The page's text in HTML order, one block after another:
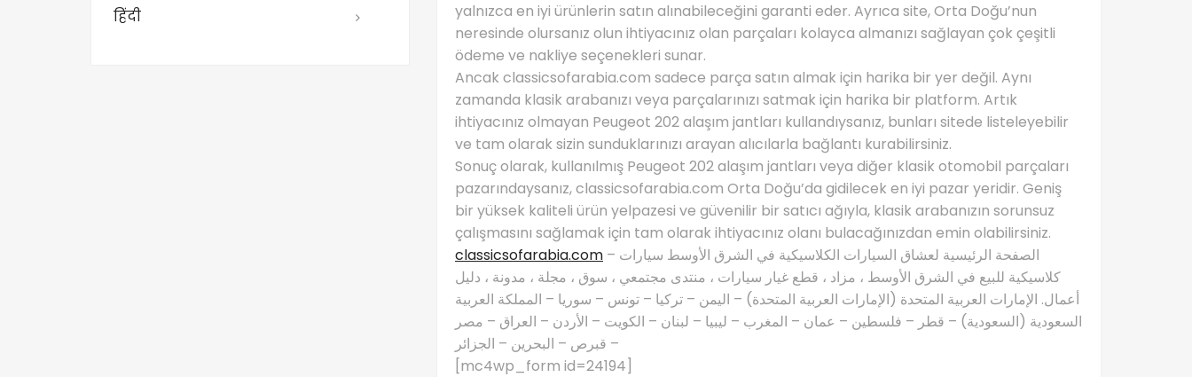
हिंदी
yalnızca en iyi ürünlerin satın alınabileceğini garanti eder. Ayrıca site, Orta Doğu’nun
neresinde olursanız olun ihtiyacınız olan parçaları kolayca almanızı sağlayan çok çeşitli
ödeme ve nakliye seçenekleri sunar.
Ancak classicsofarabia.com sadece parça satın almak için harika bir yer değil. Aynı
zamanda klasik arabanızı veya parçalarınızı satmak için harika bir platform. Artık
ihtiyacınız olmayan Peugeot 202 alaşım jantları kullandıysanız, bunları sitede listeleyebilir
ve tam olarak sizin sunduklarınızı arayan alıcılarla bağlantı kurabilirsiniz.
Sonuç olarak, kullanılmış Peugeot 202 alaşım jantları veya diğer klasik otomobil parçaları
pazarındaysanız, classicsofarabia.com Orta Doğu’da gidilecek en iyi pazar yeridir. Geniş
bir yüksek kaliteli ürün yelpazesi ve güvenilir bir satıcı ağıyla, klasik arabanızın sorunsuz
çalışmasını sağlamak için tam olarak ihtiyacınız olanı bulacağınızdan emin olabilirsiniz.
classicsofarabia.com – الصفحة الرئيسية لعشاق السيارات الكلاسيكية في الشرق الأوسط سيارات
كلاسيكية للبيع في الشرق الأوسط ، مزاد ، قطع غيار سيارات ، منتدى مجتمعي ، سوق ، مجلة ، مدونة ، دليل
أعمال. الإمارات العربية المتحدة (الإمارات العربية المتحدة) – اليمن – تركيا – تونس – سوريا – المملكة العربية
السعودية (السعودية) – قطر – فلسطين – عمان – المغرب – ليبيا – لبنان – الكويت – الأردن – العراق – مصر
– قبرص – البحرين – الجزائر
[mc4wp_form id=24194]